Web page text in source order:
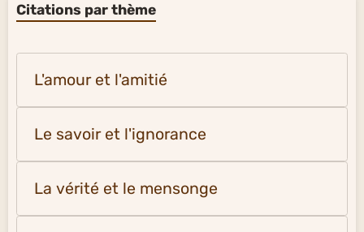
Citations par thème
L'amour et l'amitié
Le savoir et l'ignorance
La vérité et le mensonge